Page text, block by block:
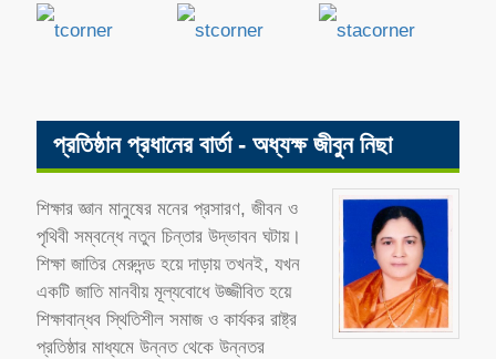
প্রতিষ্ঠান প্রধানের বার্তা - অধ্যক্ষ জীবুন নিছা
শিক্ষার জ্ঞান মানুষের মনের প্রসারণ, জীবন ও
পৃথিবী সম্বন্ধে নতুন চিন্তার উদ্ভাবন ঘটায়।
শিক্ষা জাতির মেরুদন্ড হয়ে দাড়ায় তখনই, যখন
একটি জাতি মানবীয় মূল্যবোধে উজ্জীবিত হয়ে
শিক্ষাবান্ধব স্থিতিশীল সমাজ ও কার্যকর রাষ্ট্র
প্রতিষ্ঠার মাধ্যমে উন্নত থেকে উন্নতর